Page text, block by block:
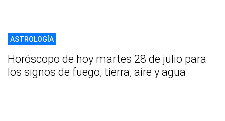
ASTROLOGÍA
Horóscopo de hoy martes 28 de julio para
los signos de fuego, tierra, aire y agua